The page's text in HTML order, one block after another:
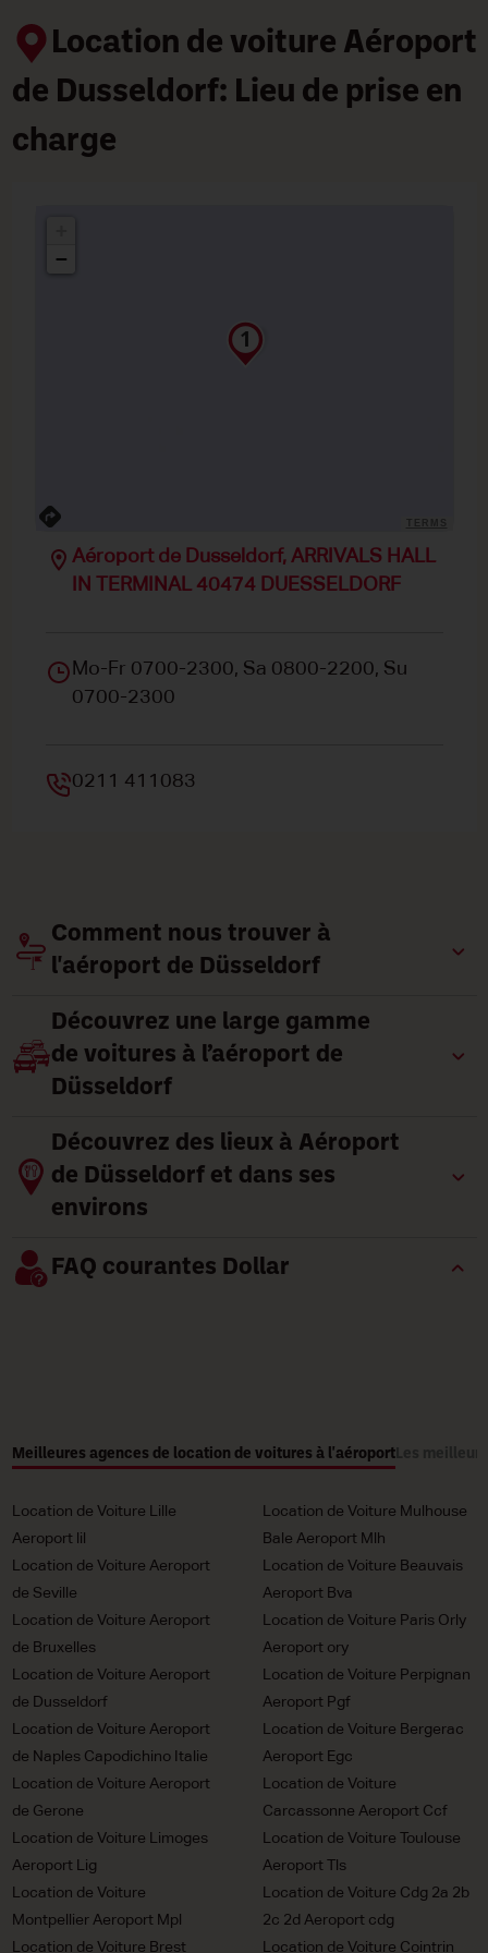
Location de voiture Aéroport
de Dusseldorf: Lieu de prise en
charge
−
Aéroport de Dusseldorf, ARRIVALS HALL
IN TERMINAL 40474 DUESSELDORF
Mo-Fr 0700-2300, Sa 0800-2200, Su
0700-2300
0211 411083
Comment nous trouver à
l'aéroport de Düsseldorf
Découvrez une large gamme
de voitures à l’aéroport de
Düsseldorf
Découvrez des lieux à Aéroport
de Düsseldorf et dans ses
environs
FAQ courantes Dollar
Meilleures agences de location de voitures à l'aéroportLes
Location de Voiture Lille
Aeroport lil
Location de Voiture Mulhouse
Bale Aeroport Mlh
Location de Voiture Aeroport
de Seville
Location de Voiture Beauvais
Aeroport Bva
Location de Voiture Aeroport
de Bruxelles
Location de Voiture Paris Orly
Aeroport ory
Location de Voiture Aeroport
de Dusseldorf
Location de Voiture Perpignan
Aeroport Pgf
Location de Voiture Aeroport
de Naples Capodichino Italie
Location de Voiture Bergerac
Aeroport Egc
Location de Voiture Aeroport
de Gerone
Location de Voiture
Carcassonne Aeroport Ccf
Location de Voiture Limoges
Aeroport Lig
Location de Voiture Toulouse
Aeroport Tls
Location de Voiture
Montpellier Aeroport Mpl
Location de Voiture Cdg 2a 2b
2c 2d Aeroport cdg
Location de Voiture Brest
Location de Voiture Cointrin